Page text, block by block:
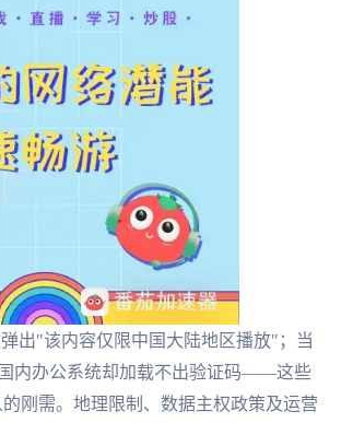
出"该内容仅限中国大陆地区播放"；当
内办公系统却加载不出验证码——这些
刚需。地理限制、数据主权政策及运营